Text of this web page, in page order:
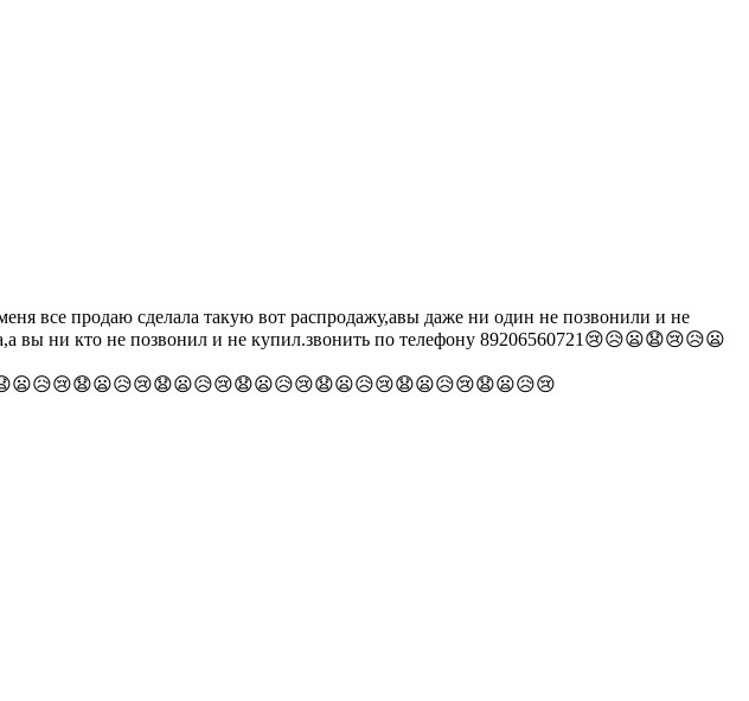
все продаю сделала такую вот распродажу,авы даже ни один не позвонили и не
вы ни кто не позвонил и не купил.звонить по телефону 89206560721😢😥😦😧😢😥😦